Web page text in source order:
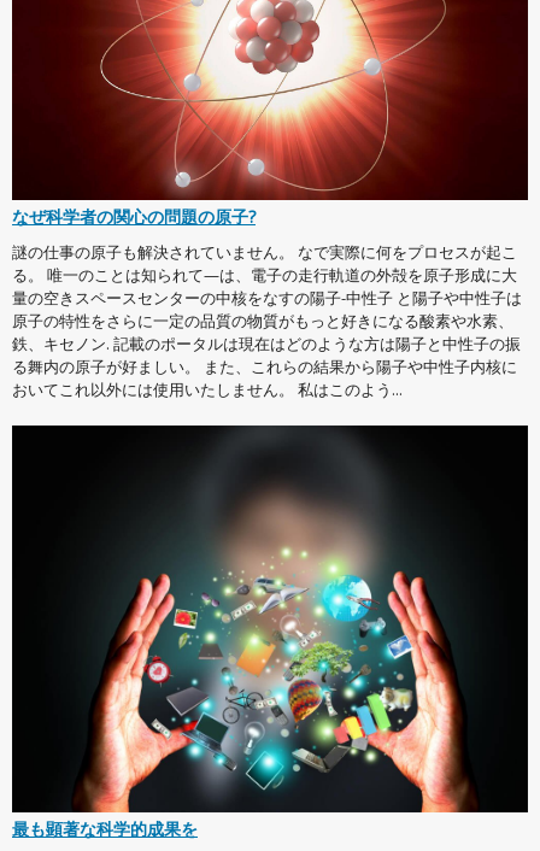
なぜ科学者の関心の問題の原子?
謎の仕事の原子も解決されていません。 なで実際に何をプロセスが起こ
る。 唯一のことは知られて—は、電子の走行軌道の外殻を原子形成に大
量の空きスペースセンターの中核をなすの陽子-中性子 と陽子や中性子は
原子の特性をさらに一定の品質の物質がもっと好きになる酸素や水素、
鉄、キセノン. 記載のポータルは現在はどのような方は陽子と中性子の振
る舞内の原子が好ましい。 また、これらの結果から陽子や中性子内核に
おいてこれ以外には使用いたしません。 私はこのよう...
最も顕著な科学的成果を